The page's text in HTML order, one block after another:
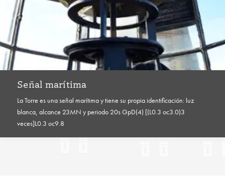
Señal marítima
La Torre es una señal marítima y tiene su propia identificación: luz
blanca, alcance 23MN y periodo 20s GpD(4) [(L0.3 oc3.0)3
veces]L0.3 oc9.8